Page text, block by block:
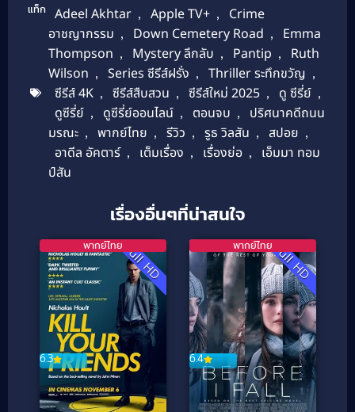
แท็ก Adeel Akhtar , Apple TV+ ,
Crime
อาชญากรรม , Down Cemetery Road ,
Emma
Thompson , Mystery ลึกลับ , Pantip ,
Ruth
Wilson , Series ซีรีส์ฝรั่ง , Thriller ระทึกขวัญ ,
ซีรีส์ 4K , ซีรีส์สืบสวน , ซีรีส์ใหม่ 2025 , ดู ซีรี่ย์ ,
ดูซีรี่ย์ , ดูซีรี่ย์ออนไลน์ , ตอนจบ ,
ปริศนาคดีถนน
มรณะ , พากย์ไทย , รีวิว , รูธ วิลสัน , สปอย ,
อาดีล อัคตาร์ , เต็มเรื่อง , เรื่องย่อ ,
เอ็มมา ทอม
ป์สัน
เรื่องอื่นๆที่น่าสนใจ
Full HD
6.3
พากย์ไทย Full HD
6.4
พากย์ไทย